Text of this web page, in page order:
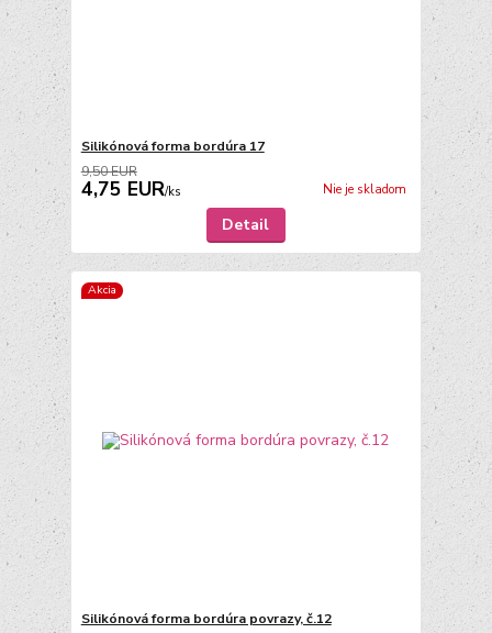
Silikónová forma bordúra 17
9,50 EUR
4,75 EUR/ks Nie je skladom
Detail
Akcia
Silikónová forma bordúra povrazy, č.12